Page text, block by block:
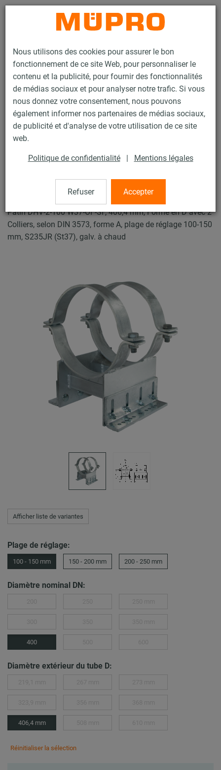
Nous utilisons des cookies pour assurer le bon
fonctionnement de ce site Web, pour personnaliser le
contenu et la publicité, pour fournir des fonctionnalités
de médias sociaux et pour analyser notre trafic. Si vous
nous donnez votre consentement, nous pouvons
également informer nos partenaires de médias sociaux,
de publicité et d'analyse de votre utilisation de ce site
web.
Politique de confidentialité | Mentions légales
Refuser Accepter
Contact
Produits Technique de fixation
Produits galvanisés à chaud
Produits galvanisés à chaud pour patin et accessoires
Patin type DHV-2
Patin type DHV-2
Patin DHV-2-100 W37-OF-SF, 406,4 mm, Forme en D avec 2
Colliers, selon DIN 3573, forme A, plage de réglage 100-150
mm, S235JR (St37), galv. à chaud
Afficher liste de variantes
Plage de réglage:
100 - 150 mm 150 - 200 mm 200 - 250 mm
Diamètre nominal DN:
400
Diamètre extérieur du tube D:
406,4 mm
Réinitialiser la sélection